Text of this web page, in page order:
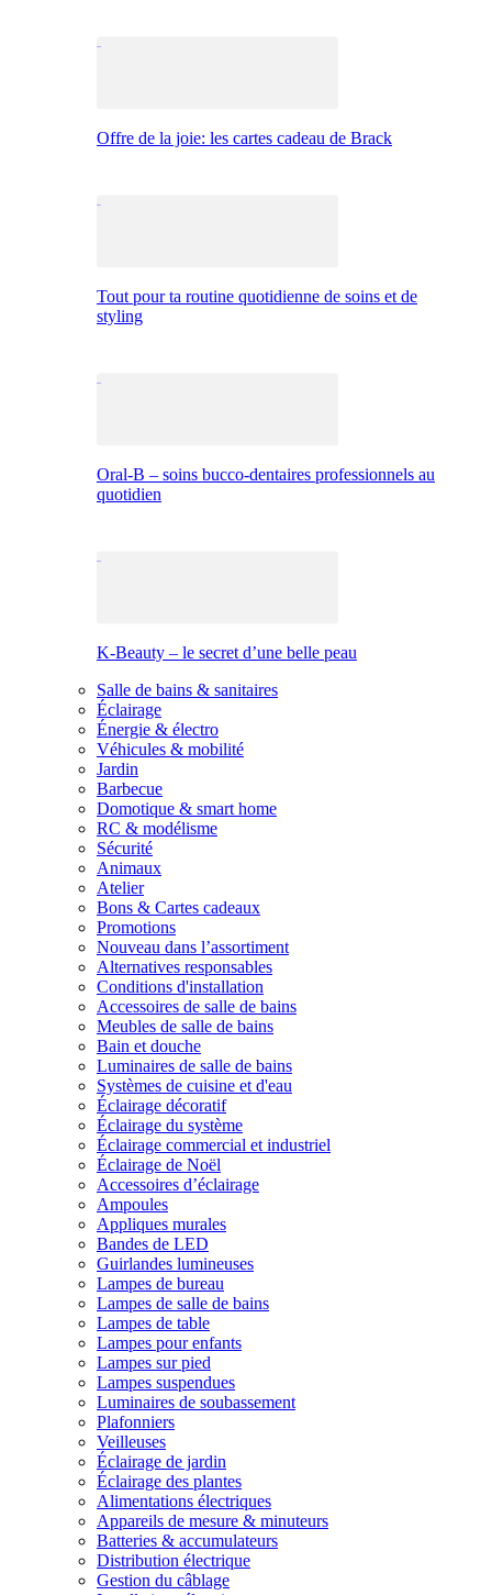
Offre de la joie: les cartes cadeau de Brack
Tout pour ta routine quotidienne de soins et de
styling
Oral-B – soins bucco-dentaires professionnels au
quotidien
K-Beauty – le secret d’une belle peau
Salle de bains & sanitaires
Éclairage
Énergie & électro
Véhicules & mobilité
Jardin
Barbecue
Domotique & smart home
RC & modélisme
Sécurité
Animaux
Atelier
Bons & Cartes cadeaux
Promotions
Nouveau dans l’assortiment
Alternatives responsables
Conditions d'installation
Accessoires de salle de bains
Meubles de salle de bains
Bain et douche
Luminaires de salle de bains
Systèmes de cuisine et d'eau
Éclairage décoratif
Éclairage du système
Éclairage commercial et industriel
Éclairage de Noël
Accessoires d’éclairage
Ampoules
Appliques murales
Bandes de LED
Guirlandes lumineuses
Lampes de bureau
Lampes de salle de bains
Lampes de table
Lampes pour enfants
Lampes sur pied
Lampes suspendues
Luminaires de soubassement
Plafonniers
Veilleuses
Éclairage de jardin
Éclairage des plantes
Alimentations électriques
Appareils de mesure & minuteurs
Batteries & accumulateurs
Distribution électrique
Gestion du câblage